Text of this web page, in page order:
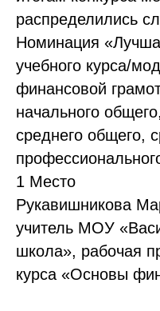
распределились
Номинация
учебного курса/
финансовой
начального
среднего общего,
1 Место
Рукавишникова
учитель МОУ
школа», рабочая
курса «Основы